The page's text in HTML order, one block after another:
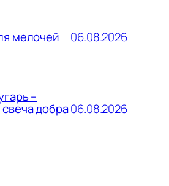
мелочей 06.08.2026
–
добра06.08.2026